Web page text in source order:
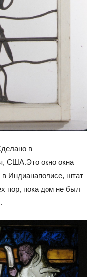
в
США.Это окно окна
Индианаполисе, штат
пор, пока дом не был